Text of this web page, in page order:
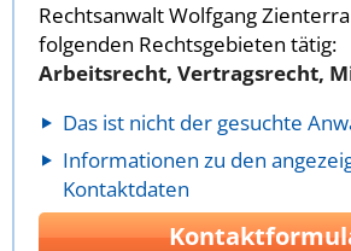
Rechtsanwalt Wolfgang
folgenden Rechtsgebieten tätig:
Arbeitsrecht, Vertragsrecht,
Das ist nicht der gesuchte
Informationen zu den
Kontaktdaten